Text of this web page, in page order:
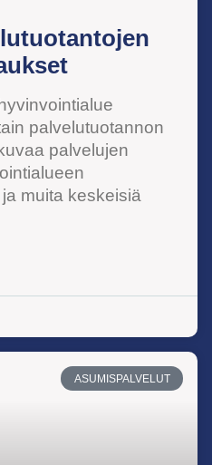
palvelutuotannon
palvelujen
muita keskeisiä
ASUMISPALVELUT